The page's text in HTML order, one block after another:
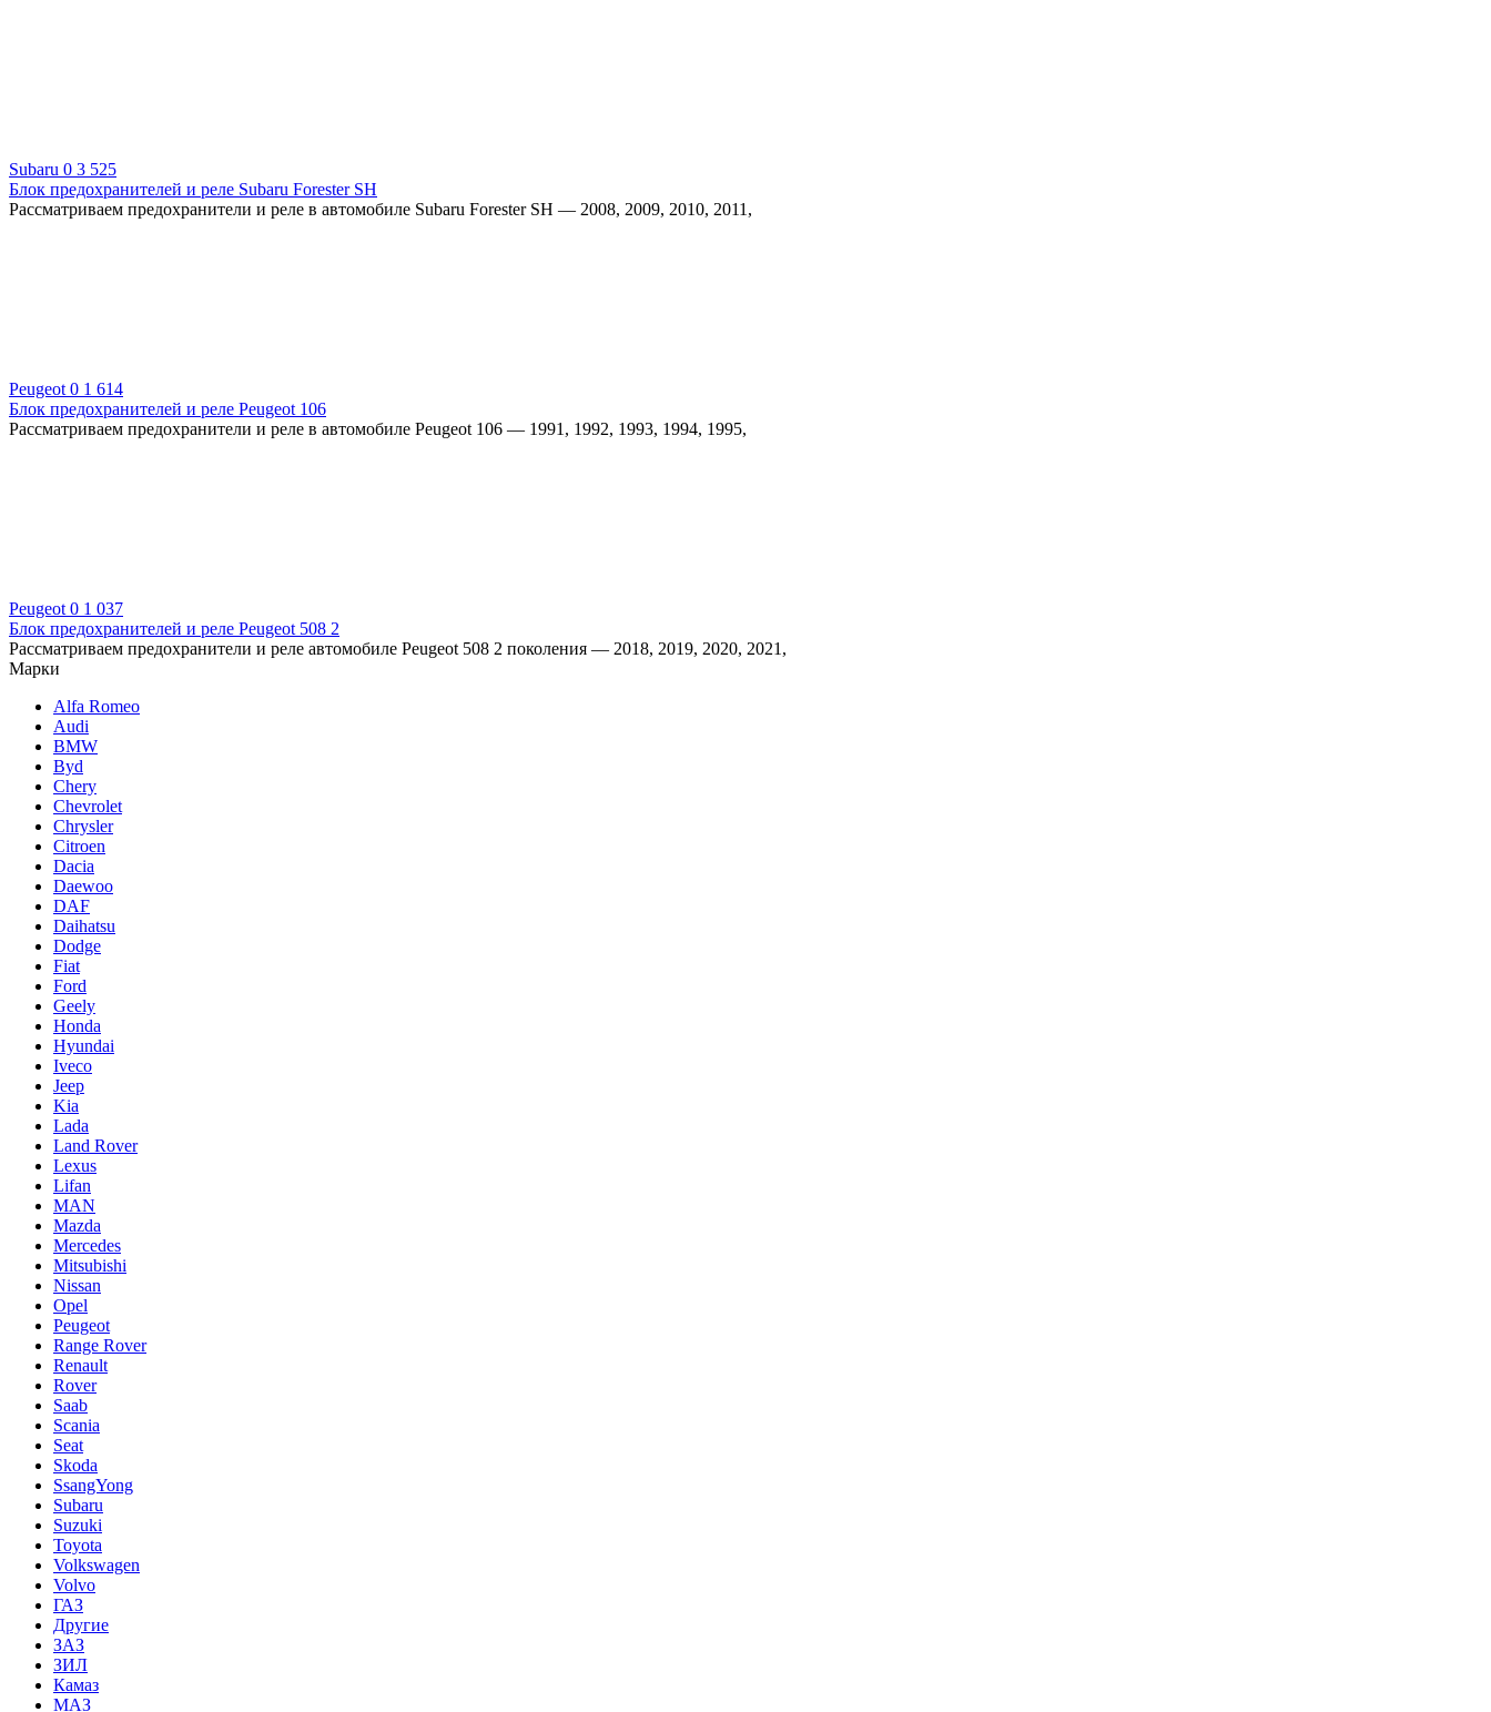
Subaru 0 3 525
Блок предохранителей и реле Subaru Forester SH
Рассматриваем предохранители и реле в автомобиле Subaru Forester SH — 2008, 2009, 2010, 2011,
Peugeot 0 1 614
Блок предохранителей и реле Peugeot 106
Рассматриваем предохранители и реле в автомобиле Peugeot 106 — 1991, 1992, 1993, 1994, 1995,
Peugeot 0 1 037
Блок предохранителей и реле Peugeot 508 2
Рассматриваем предохранители и реле автомобиле Peugeot 508 2 поколения — 2018, 2019, 2020, 2021,
Марки
Alfa Romeo
Audi
BMW
Byd
Chery
Chevrolet
Chrysler
Citroen
Dacia
Daewoo
DAF
Daihatsu
Dodge
Fiat
Ford
Geely
Honda
Hyundai
Iveco
Jeep
Kia
Lada
Land Rover
Lexus
Lifan
MAN
Mazda
Mercedes
Mitsubishi
Nissan
Opel
Peugeot
Range Rover
Renault
Rover
Saab
Scania
Seat
Skoda
SsangYong
Subaru
Suzuki
Toyota
Volkswagen
Volvo
ГАЗ
Другие
ЗАЗ
ЗИЛ
Камаз
МАЗ